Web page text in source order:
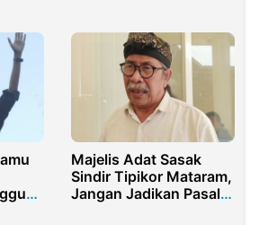
Majelis Adat Sasak
Sindir Tipikor Mataram,
Jangan Jadikan Pasal